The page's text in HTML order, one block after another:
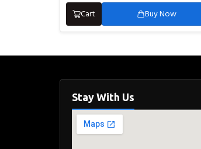
Cart Buy Now
Stay With Us